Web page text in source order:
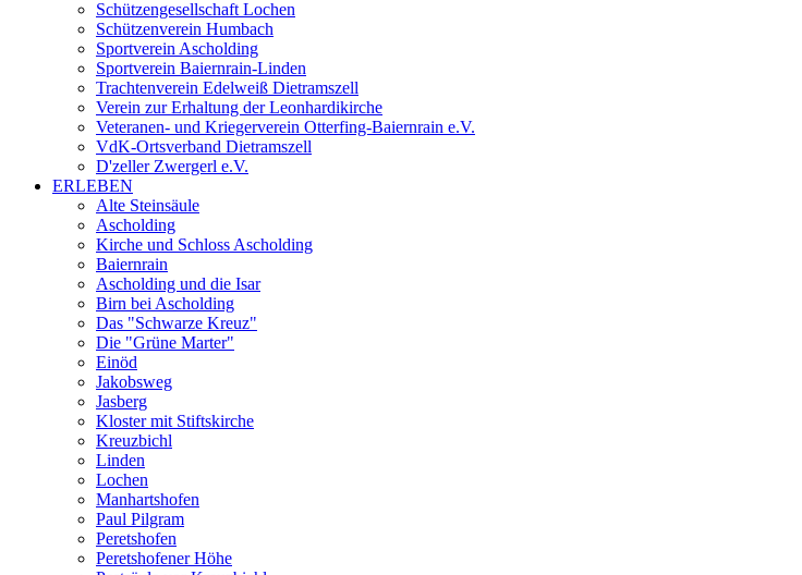
Schützengesellschaft Lochen
Schützenverein Humbach
Sportverein Ascholding
Sportverein Baiernrain-Linden
Trachtenverein Edelweiß Dietramszell
Verein zur Erhaltung der Leonhardikirche
Veteranen- und Kriegerverein Otterfing-Baiernrain e.V.
VdK-Ortsverband Dietramszell
D'zeller Zwergerl e.V.
ERLEBEN
Alte Steinsäule
Ascholding
Kirche und Schloss Ascholding
Baiernrain
Ascholding und die Isar
Birn bei Ascholding
Das "Schwarze Kreuz"
Die "Grüne Marter"
Einöd
Jakobsweg
Jasberg
Kloster mit Stiftskirche
Kreuzbichl
Linden
Lochen
Manhartshofen
Paul Pilgram
Peretshofen
Peretshofener Höhe